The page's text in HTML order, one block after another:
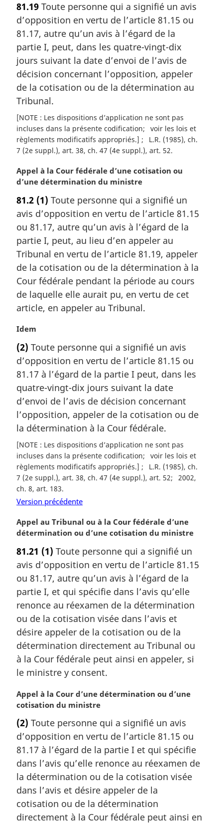
e
m
a
r
g
i
n
a
l
:
81.19 Toute personne qui a signifié un avis
d’opposition en vertu de l’article 81.15 ou
81.17, autre qu’un avis à l’égard de la
partie I, peut, dans les quatre-vingt-dix
jours suivant la date d’envoi de l’avis de
décision concernant l’opposition, appeler
de la cotisation ou de la détermination au
Tribunal.
[NOTE : Les dispositions d’application ne sont pas
incluses dans la présente codification
voir les lois et
règlements modificatifs appropriés.]
L.R. (1985), ch.
7 (2e suppl.), art. 38, ch. 47 (4e suppl.), art. 52
N
o
e
m
a
g
i
n
a
l
:
Appel à la Cour fédérale d’une cotisation ou
d’une détermination du ministre
81.2 (1) Toute personne qui a signifié un
avis d’opposition en vertu de l’article 81.15
ou 81.17, autre qu’un avis à l’égard de la
partie I, peut, au lieu d’en appeler au
Tribunal en vertu de l’article 81.19, appeler
de la cotisation ou de la détermination à la
Cour fédérale pendant la période au cours
de laquelle elle aurait pu, en vertu de cet
article, en appeler au Tribunal.
N
t
e
m
a
g
i
n
l
e
:
Idem
(2) Toute personne qui a signifié un avis
d’opposition en vertu de l’article 81.15 ou
81.17 à l’égard de la partie I peut, dans les
quatre-vingt-dix jours suivant la date
d’envoi de l’avis de décision concernant
l’opposition, appeler de la cotisation ou de
la détermination à la Cour fédérale.
[NOTE : Les dispositions d’application ne sont pas
incluses dans la présente codification
voir les lois et
règlements modificatifs appropriés.]
L.R. (1985), ch.
7 (2e suppl.), art. 38, ch. 47 (4e suppl.), art. 52
2002,
ch. 8, art. 183
Version précédente
N
o
e
m
a
r
g
i
n
a
l
e
:
Appel au Tribunal ou à la Cour fédérale d’une
détermination ou d’une cotisation du ministre
81.21 (1) Toute personne qui a signifié un
avis d’opposition en vertu de l’article 81.15
ou 81.17, autre qu’un avis à l’égard de la
partie I, et qui spécifie dans l’avis qu’elle
renonce au réexamen de la détermination
ou de la cotisation visée dans l’avis et
désire appeler de la cotisation ou de la
détermination directement au Tribunal ou
à la Cour fédérale peut ainsi en appeler, si
le ministre y consent.
N
o
e
m
a
r
i
n
a
l
Appel à la Cour d’une détermination ou d’une
cotisation du ministre
(2) Toute personne qui a signifié un avis
d’opposition en vertu de l’article 81.15 ou
81.17 à l’égard de la partie I et qui spécifie
dans l’avis qu’elle renonce au réexamen de
la détermination ou de la cotisation visée
dans l’avis et désire appeler de la
cotisation ou de la détermination
directement à la Cour fédérale peut ainsi en